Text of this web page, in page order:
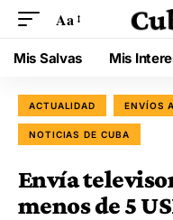
Aa
Mis Salvas Mis
ACTUALIDAD ENVÍOS
NOTICIAS DE CUBA
Envía
menos de 5